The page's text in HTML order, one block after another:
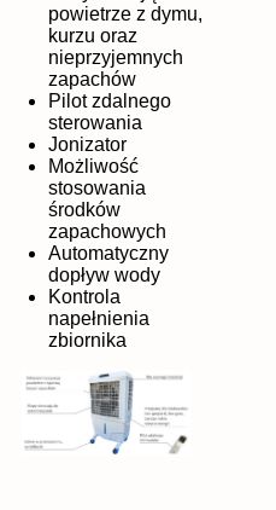
powietrze z dymu,
kurzu oraz
nieprzyjemnych
zapachów
Pilot zdalnego
sterowania
Jonizator
Możliwość
stosowania
środków
zapachowych
Automatyczny
dopływ wody
Kontrola
napełnienia
zbiornika